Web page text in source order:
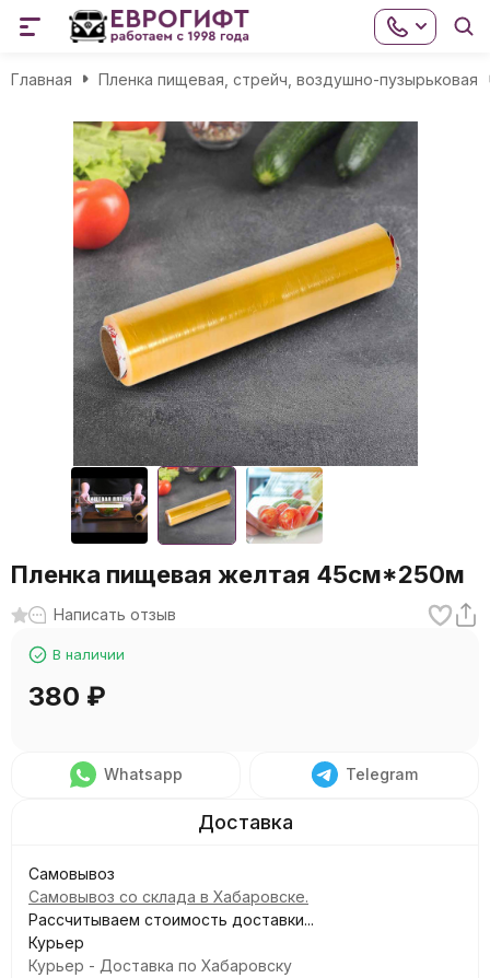
Главная Пленка пищевая, стрейч, воздушно-пузырьковая
Пленка пищевая желтая 45см*250м
Написать отзыв
В наличии
380 ₽
Whatsapp Telegram
Самовывоз
Самовывоз со склада в Хабаровске.
Рассчитываем стоимость доставки...
Курьер
Курьер - Доставка по Хабаровску